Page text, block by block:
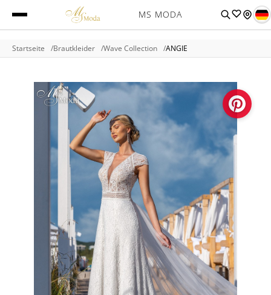
MS MODA
Startseite Brautkleider Wave Collection ANGIE